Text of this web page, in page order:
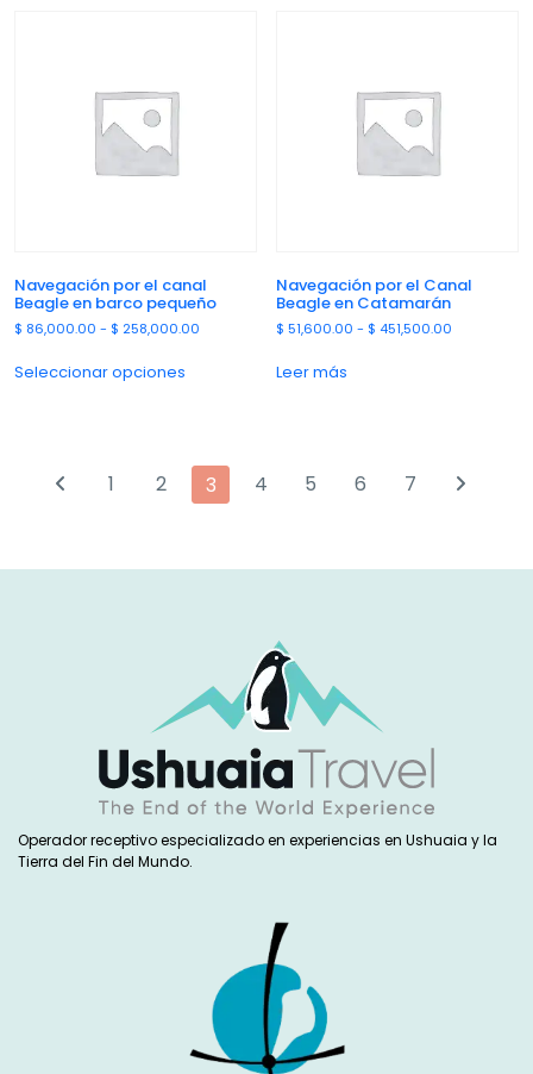
Navegación por el canal
Beagle en barco pequeño
$ 86,000.00 - $ 258,000.00
Seleccionar opciones
Navegación por el Canal
Beagle en Catamarán
$ 51,600.00 - $ 451,500.00
Leer más
1 2 3 4 5 6 7
Operador receptivo especializado en experiencias en Ushuaia y la
Tierra del Fin del Mundo.